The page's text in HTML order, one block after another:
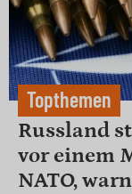
Topthemen
Russland
vor einem
NATO,